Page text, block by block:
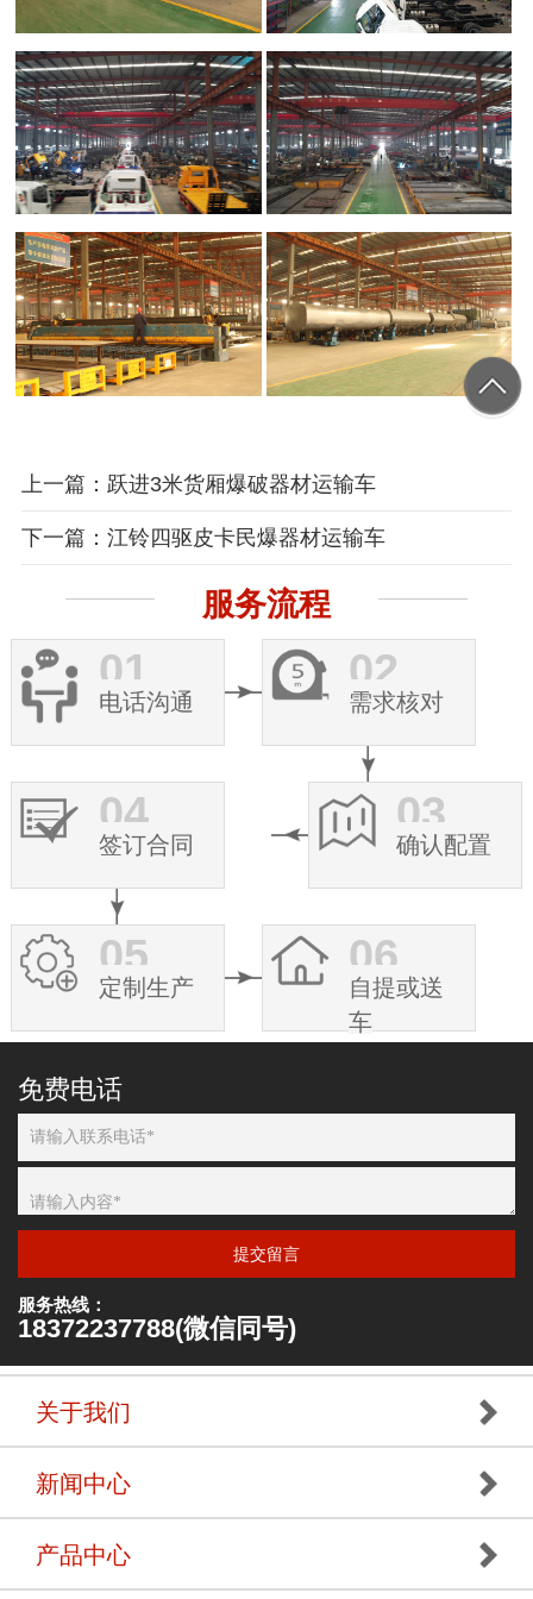
上一篇：跃进3米货厢爆破器材运输车
下一篇：江铃四驱皮卡民爆器材运输车
服务流程
01
电话沟通
02
需求核对
03
确认配置
04
签订合同
05
定制生产
06
自提或送
车
免费电话
提交留言
服务热线：
18372237788(微信同号)
关于我们
新闻中心
产品中心